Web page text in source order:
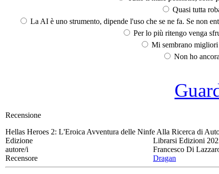
Quasi tutta
La AI è uno strumento, dipende l'uso che se ne fa. Se non
Per lo più ritengo venga
Mi sembrano
Non ho
Recensione
Hellas Heroes 2: L'Eroica Avventura delle Ninfe Alla Ricerca di
Edizione
Librarsi Edizioni
autore/i
Francesco Di
Recensore
Dragan